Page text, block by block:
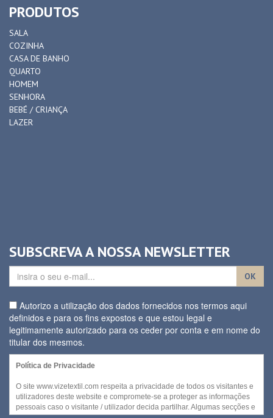
PRODUTOS
SALA
COZINHA
CASA DE BANHO
QUARTO
HOMEM
SENHORA
BEBÉ / CRIANÇA
LAZER
SUBSCREVA A NOSSA NEWSLETTER
OK
Autorizo a utilização dos dados fornecidos nos termos aqui
definidos e para os fins expostos e que estou legal e
legitimamente autorizado para os ceder por conta e em nome do
titular dos mesmos.
Política de Privacidade
O site www.vizetextil.com respeita a privacidade de todos os visitantes e
utilizadores deste website e compromete-se a proteger as informações
pessoais caso o visitante / utilizador decida partilhar. Algumas secções e